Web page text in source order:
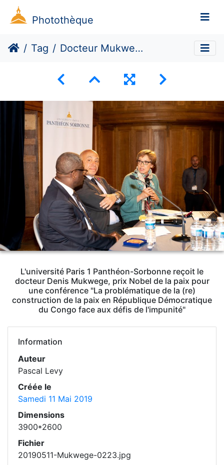
Photothèque
Tag Docteur Mukwege en Sorbonne
L'université Paris 1 Panthéon-Sorbonne reçoit le
docteur Denis Mukwege, prix Nobel de la paix pour
une conférence "La problématique de la (re)
construction de la paix en République Démocratique
du Congo face aux défis de l'impunité"
Information
Auteur
Pascal Levy
Créée le
Samedi 11 Mai 2019
Dimensions
3900*2600
Fichier
20190511-Mukwege-0223.jpg